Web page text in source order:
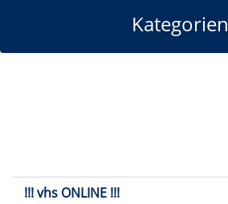
Kategorien
!!! vhs ONLINE !!!